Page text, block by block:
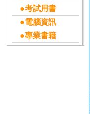
●考試用書
●電腦資訊
●專業書籍